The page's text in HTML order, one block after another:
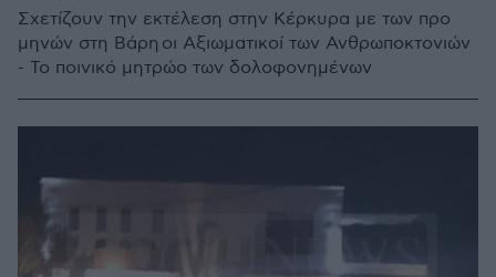
Σχετίζουν την εκτέλεση στην Κέρκυρα με των προ
μηνών στη Βάρη οι Αξιωματικοί των Ανθρωποκτονιών
- Το ποινικό μητρώο των δολοφονημένων